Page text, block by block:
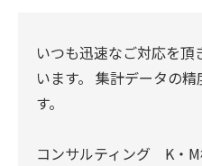
いつも迅速なご対応を
います。 集計データの
す。
コンサルティング K・